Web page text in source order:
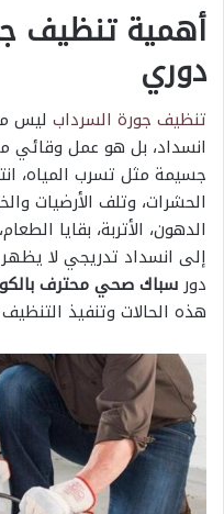
أهمية تنظيف
دوري
تنظيف جورة السرداب ليس
انسداد، بل هو عمل وقائي
جسيمة مثل تسرب المياه،
الحشرات، وتلف الأرضيات
الدهون، الأتربة، بقايا
إلى انسداد تدريجي لا
دورسباك صحي محترف
هذه الحالات وتنفيذ